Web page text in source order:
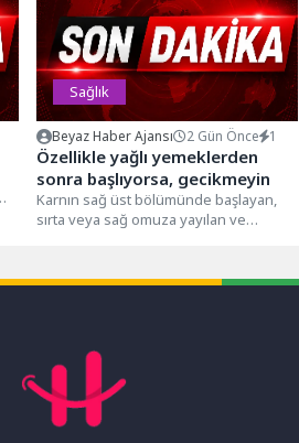
Sağlık
Beyaz Haber Ajansı 2 Gün Önce 1
Özellikle yağlı yemeklerden
sonra başlıyorsa, gecikmeyin
Karnın sağ üst bölümünde başlayan,
sırta veya sağ omuza yayılan ve